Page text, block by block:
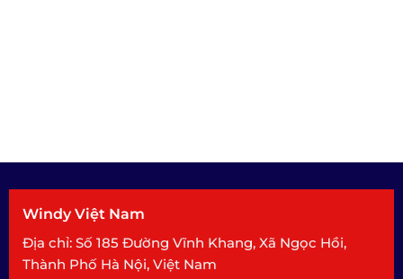
Windy Việt Nam
Địa chỉ: Số 185 Đường Vĩnh Khang, Xã Ngọc Hồi,
Thành Phố Hà Nội, Việt Nam